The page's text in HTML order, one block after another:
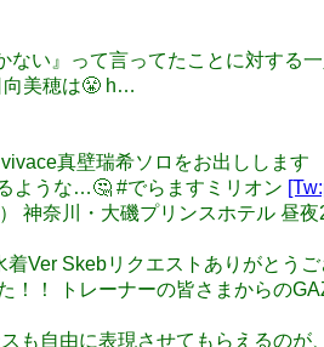
い』って言ってたことに対する
向美穂は😤 h…
真壁瑞希ソロをお出しします
ような…🤔 #でらますミリオン
神奈川・大磯プリンスホテル 昼
Ver Skebリクエストありがとうご
！ トレーナーの皆さまからの
も自由に表現させてもらえるのが